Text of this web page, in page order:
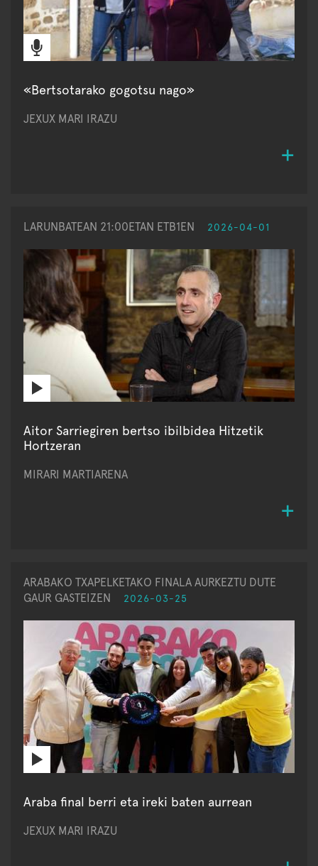
«Bertsotarako gogotsu nago»
JEXUX MARI IRAZU
LARUNBATEAN 21:00ETAN ETB1EN 2026-04-01
Aitor Sarriegiren bertso ibilbidea Hitzetik
Hortzeran
MIRARI MARTIARENA
ARABAKO TXAPELKETAKO FINALA AURKEZTU DUTE
GAUR GASTEIZEN
2026-03-25
Araba final berri eta ireki baten aurrean
JEXUX MARI IRAZU